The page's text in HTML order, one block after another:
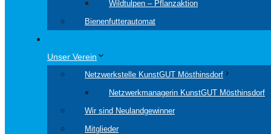
Wildtulpen – Pflanzaktion
Bienenfutterautomat
Unser Verein
Netzwerkstelle KunstGUT Mösthinsdorf
Netzwerkmanagerin KunstGUT Mösthinsdorf
Wir sind Neulandgewinner
Mitglieder